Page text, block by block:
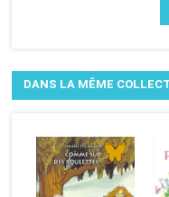
DANS LA MÊME